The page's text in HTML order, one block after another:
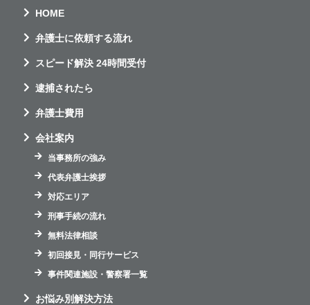
HOME
弁護士に依頼する流れ
スピード解決 24時間受付
逮捕されたら
弁護士費用
会社案内
当事務所の強み
代表弁護士挨拶
対応エリア
刑事手続の流れ
無料法律相談
初回接見・同行サービス
事件関連施設・警察署一覧
お悩み別解決方法